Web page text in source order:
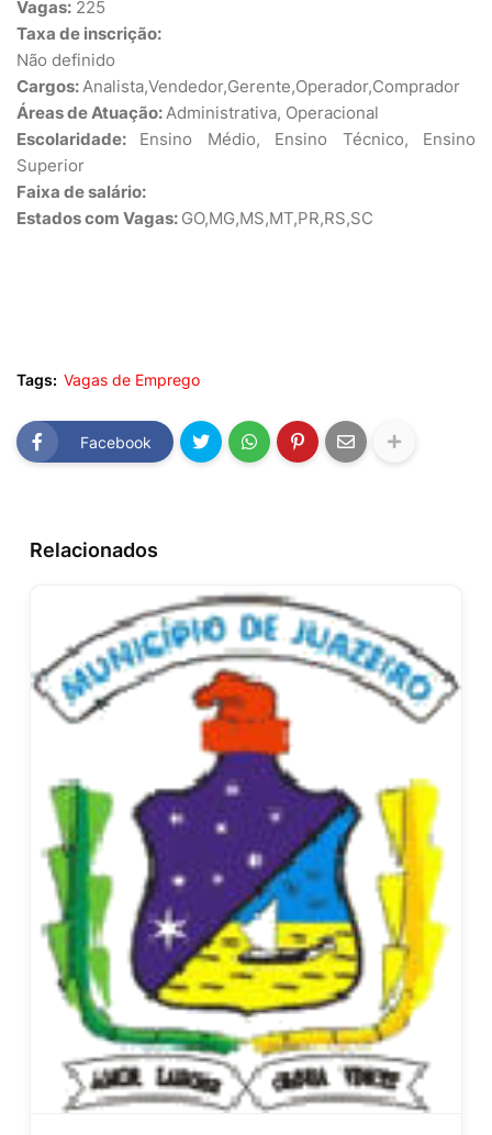
Vagas: 225
Taxa de inscrição:
Não definido
Cargos:Analista,Vendedor,Gerente,Operador,Comprador
Áreas de Atuação:Administrativa, Operacional
Escolaridade: Ensino Médio, Ensino Técnico, Ensino
Superior
Faixa de salário:
Estados com Vagas: GO,MG,MS,MT,PR,RS,SC
Tags: Vagas de Emprego
Facebook
Relacionados